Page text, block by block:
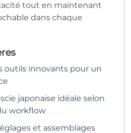
tout en maintenant
dans chaque
outils innovants pour un
japonaise idéale selon
workflow
et assemblages